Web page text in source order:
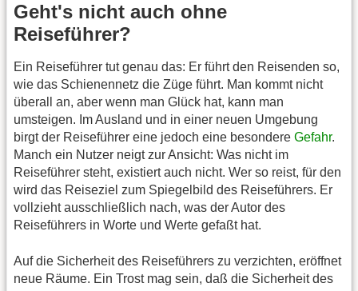
Geht's nicht auch ohne
Reiseführer?
Ein Reiseführer tut genau das: Er führt den Reisenden so,
wie das Schienennetz die Züge führt. Man kommt nicht
überall an, aber wenn man Glück hat, kann man
umsteigen. Im Ausland und in einer neuen Umgebung
birgt der Reiseführer eine jedoch eine besondere Gefahr.
Manch ein Nutzer neigt zur Ansicht: Was nicht im
Reiseführer steht, existiert auch nicht. Wer so reist, für den
wird das Reiseziel zum Spiegelbild des Reiseführers. Er
vollzieht ausschließlich nach, was der Autor des
Reiseführers in Worte und Werte gefaßt hat.
Auf die Sicherheit des Reiseführers zu verzichten, eröffnet
neue Räume. Ein Trost mag sein, daß die Sicherheit des